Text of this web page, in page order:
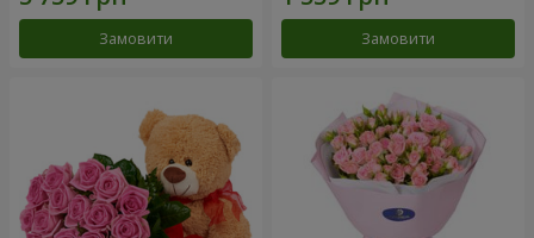
Замовити Замовити